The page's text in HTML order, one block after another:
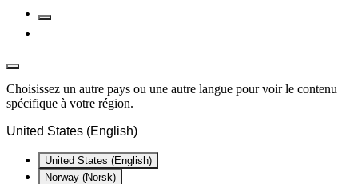
Choisissez un autre pays ou une autre langue pour voir le contenu
spécifique à votre région.
United States (English)
United States (English)
Norway (Norsk)